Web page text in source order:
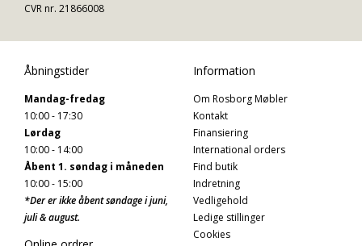
CVR nr. 21866008
Åbningstider
Mandag-fredag
10:00 - 17:30
Lørdag
10:00 - 14:00
Åbent 1. søndag i måneden
10:00 - 15:00
*Der er ikke åbent søndage i juni,
juli & august.
Information
Om Rosborg Møbler
Kontakt
Finansiering
International orders
Find butik
Indretning
Vedligehold
Ledige stillinger
Cookies